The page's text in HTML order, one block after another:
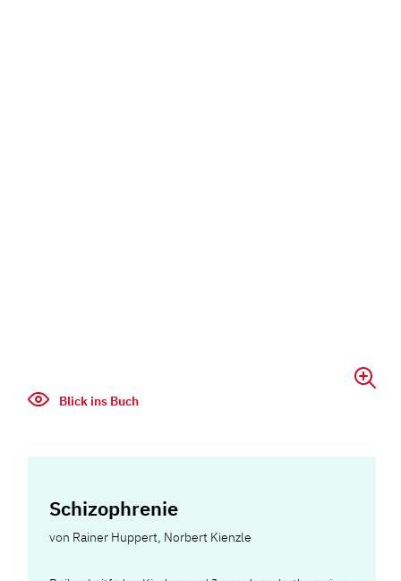
Blick ins Buch
Schizophrenie
von Rainer Huppert, Norbert Kienzle